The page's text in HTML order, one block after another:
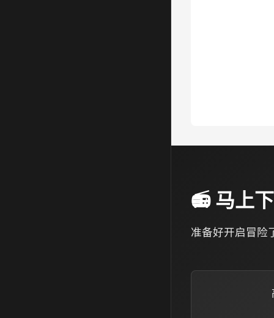
📻 马上
准备好开启冒险